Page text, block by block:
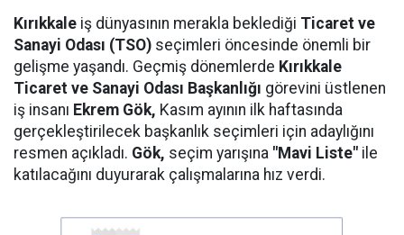
Kırıkkale iş dünyasının merakla beklediği Ticaret ve
Sanayi Odası (TSO) seçimleri öncesinde önemli bir
gelişme yaşandı. Geçmiş dönemlerde Kırıkkale
Ticaret ve Sanayi Odası Başkanlığı görevini üstlenen
iş insanı Ekrem Gök, Kasım ayının ilk haftasında
gerçekleştirilecek başkanlık seçimleri için adaylığını
resmen açıkladı. Gök, seçim yarışına "Mavi Liste" ile
katılacağını duyurarak çalışmalarına hız verdi.